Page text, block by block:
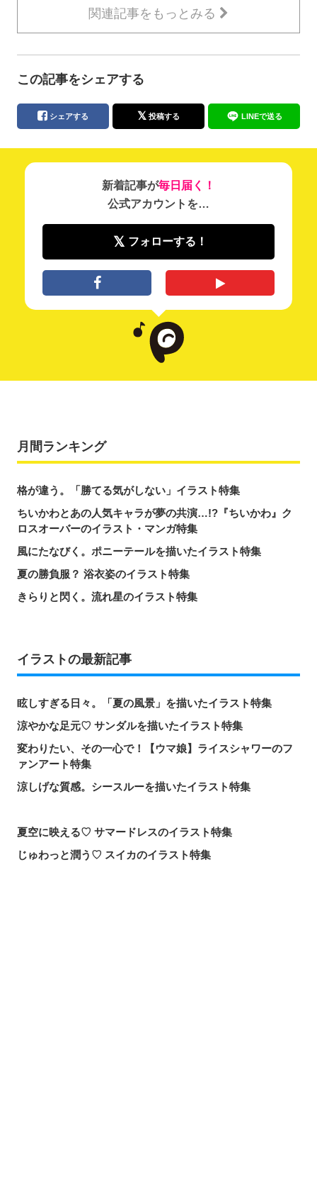
関連記事をもっとみる
この記事をシェアする
シェアする 投稿する LINEで送る
新着記事が毎日届く！
公式アカウントを…
フォローする！
月間ランキング
格が違う。「勝てる気がしない」イラスト特集
ちいかわとあの人気キャラが夢の共演…!?『ちいかわ』ク
ロスオーバーのイラスト・マンガ特集
風にたなびく。ポニーテールを描いたイラスト特集
夏の勝負服？ 浴衣姿のイラスト特集
きらりと閃く。流れ星のイラスト特集
イラストの最新記事
眩しすぎる日々。「夏の風景」を描いたイラスト特集
涼やかな足元♡ サンダルを描いたイラスト特集
変わりたい、その一心で！【ウマ娘】ライスシャワーのフ
ァンアート特集
涼しげな質感。シースルーを描いたイラスト特集
夏空に映える♡ サマードレスのイラスト特集
じゅわっと潤う♡ スイカのイラスト特集